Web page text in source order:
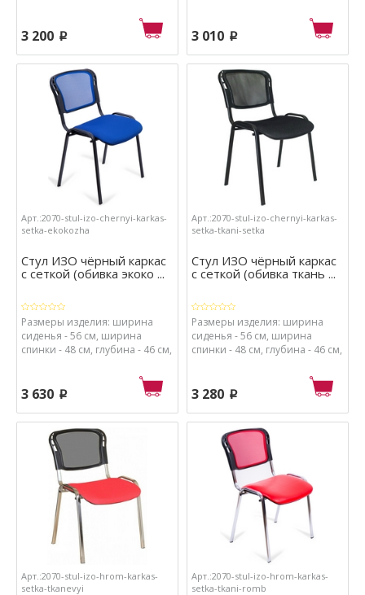
до сиденья - 41 см. Материалы:
каркас - металл с порошковым
пластик, обивка сиденья -
ткань, набивка сиденья -
поролон высокой плотности.
3 200 p
до сиденья - 41 см. Материалы:
каркас - металл с порошковым
пластик, обивка сиденья -
кож.зам., набивка сиденья -
поролон высокой плотности.
3 010 p
Арт.:2070-stul-izo-chernyi-karkas-
setka-ekokozha
Стул ИЗО чёрный каркас
с сеткой (обивка экоко ...
Размеры изделия: ширина
сиденья - 56 см, ширина
спинки - 48 см, глубина - 46 см,
до сиденья - 41 см. Материалы:
каркас - металл с порошковым
пластик, обивка сиденья -
экокожа, набивка сиденья -
поролон высокой плотности.
3 630 p
Арт.:2070-stul-izo-chernyi-karkas-
setka-tkani-setka
Стул ИЗО чёрный каркас
с сеткой (обивка ткань ...
Размеры изделия: ширина
сиденья - 56 см, ширина
спинки - 48 см, глубина - 46 см,
до сиденья - 41 см. Материалы:
каркас - металл с порошковым
пластик, обивка сиденья -
ткань сетка, набивка сиденья -
поролон высокой плотности.
3 280 p
Арт.:2070-stul-izo-hrom-karkas-
setka-tkanevyi
Арт.:2070-stul-izo-hrom-karkas-
setka-tkani-romb